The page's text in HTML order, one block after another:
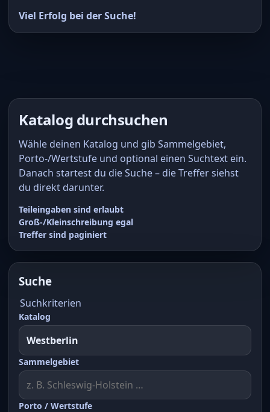
Viel Erfolg bei der Suche!
Katalog durchsuchen
Wähle deinen Katalog und gib Sammelgebiet,
Porto-/Wertstufe und optional einen Suchtext ein.
Danach startest du die Suche – die Treffer siehst
du direkt darunter.
Teileingaben sind erlaubt
Groß-/Kleinschreibung egal
Treffer sind paginiert
Suche
Suchkriterien
Katalog
Sammelgebiet
Porto / Wertstufe